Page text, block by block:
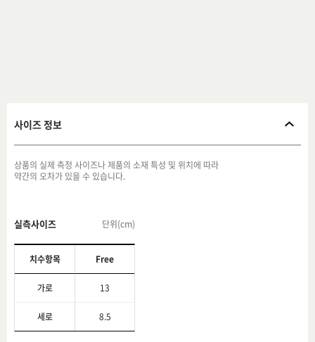
사이즈 정보
상품의 실제 측정 사이즈나 제품의 소재 특성 및 위치에 따라
약간의 오차가 있을 수 있습니다.
실측사이즈 단위(cm)
치수항목 Free
가로 13
세로 8.5